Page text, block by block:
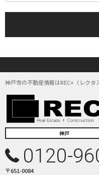
法令を遵守し、適切に取り扱
す。
ます。また、取引先等に対し
(3) お客さま情報の収集に際し
(4) お客さま情報の漏洩、紛失
講じて適切な管理を行います。
(5) 保有するお客さま情報につ
除、利用停止の依頼を所定の
具体的には、以下の内容に従
３．お客様の情報の利用目的
神戸市の不動産情報はREC+（レクタ
神戸
0120-
〒651-0084